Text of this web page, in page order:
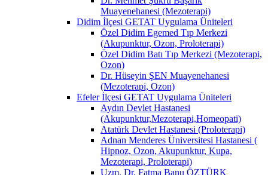
Muayenehanesi (Mezoterapi)
Didim İlçesi GETAT Uygulama Üniteleri
Özel Didim Egemed Tıp Merkezi
(Akupunktur, Ozon, Proloterapi)
Özel Didim Batı Tıp Merkezi (Mezoterapi,
Ozon)
Dr. Hüseyin ŞEN Muayenehanesi
(Mezoterapi, Ozon)
Efeler İlçesi GETAT Uygulama Üniteleri
Aydın Devlet Hastanesi
(Akupunktur,Mezoterapi,Homeopati)
Atatürk Devlet Hastanesi (Proloterapi)
Adnan Menderes Üniversitesi Hastanesi (
Hipnoz, Ozon, Akupunktur, Kupa,
Mezoterapi, Proloterapi)
Uzm. Dr. Fatma Banu ÖZTÜRK